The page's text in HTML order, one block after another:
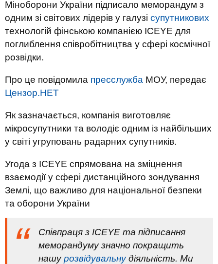
Міноборони України підписало меморандум з
одним зі світових лідерів у галузі супутникових
технологій фінською компанією ICEYE для
поглиблення співробітництва у сфері космічної
розвідки.
Про це повідомила пресслужба МОУ, передає
Цензор.НЕТ
Як зазначається, компанія виготовляє
мікросупутники та володіє одним із найбільших
у світі угруповань радарних супутників.
Угода з ICEYE спрямована на зміцнення
взаємодії у сфері дистанційного зондування
Землі, що важливо для національної безпеки
та оборони України
Співпраця з ICEYE та підписання
меморандуму значно покращить
нашурозвідувальнудіяльність. Ми